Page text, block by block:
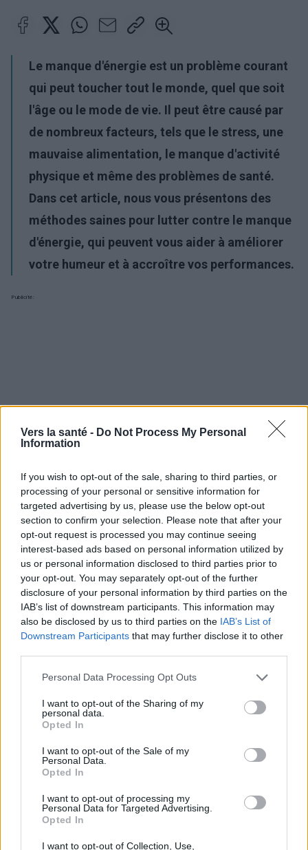
Vers la santé - Do Not Process My Personal
Information
If you wish to opt-out of the sale, sharing to third parties, or
processing of your personal or sensitive information for
targeted advertising by us, please use the below opt-out
section to confirm your selection. Please note that after your
opt-out request is processed you may continue seeing
interest-based ads based on personal information utilized by
us or personal information disclosed to third parties prior to
your opt-out. You may separately opt-out of the further
disclosure of your personal information by third parties on the
IAB’s list of downstream participants. This information may
also be disclosed by us to third parties on the IAB’s List of
Downstream Participants that may further disclose it to other
Please note that this website/app uses one or more Google
not limited to your visit or usage behaviour. You may click to
grant or deny consent to Google and its third-party tags to
use your data for below specified purposes in below Google
consent section.
Personal Data Processing Opt Outs
I want to opt-out of the Sharing of my
personal data.
Opted In
I want to opt-out of the Sale of my
Personal Data.
Opted In
I want to opt-out of processing my
Personal Data for Targeted Advertising.
Opted In
I want to opt-out of Collection, Use,
Le manque d'énergie est un problème courant
qui peut toucher tout le monde, quel que soit
l'âge ou le mode de vie. Il peut être causé par
de nombreux facteurs, tels que le stress, une
mauvaise alimentation, le manque d'activité
physique et même des problèmes de santé.
Dans cet article, nous vous présentons des
méthodes saines pour lutter contre le manque
d'énergie, qui peuvent vous aider à améliorer
votre humeur et à accroître vos performances.
Publicité:
Utile? Partagez-le sur Facebook!
Vous voulez rester informé ? Suivez-
nous sur
Goog le
News
Sujets Activité physique Alimentation équilibrée
Habitudes saines
Soutien psychologique
Voir aussi en english deutsch español polskim